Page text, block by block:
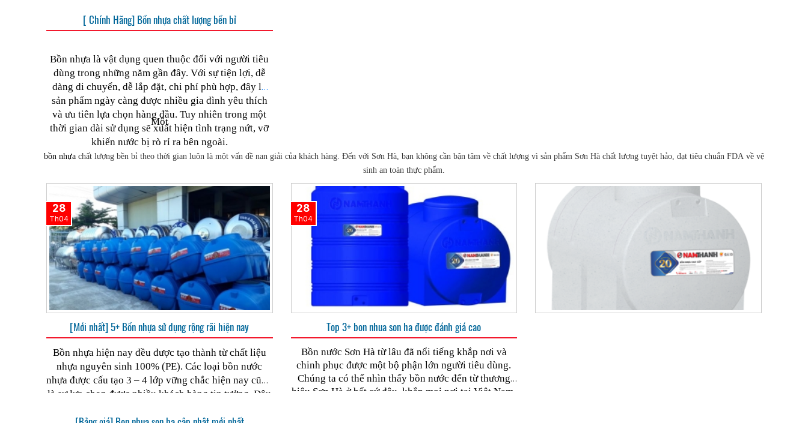
[ Chính Hãng] Bồn nhựa chất lượng bền bỉ
Bồn nhựa là vật dụng quen thuộc đối với người tiêu
dùng trong những năm gần đây. Với sự tiện lợi, dễ
dàng di chuyển, dễ lắp đặt, chi phí phù hợp, đây là
sản phẩm ngày càng được nhiều gia đình yêu thích
và ưu tiên lựa chọn hàng đầu. Tuy nhiên trong một
thời gian dài sử dụng sẽ xuất hiện tình trạng nứt, vỡ
khiến nước bị rò rỉ ra bên ngoài.
Một
bồn nhựa chất lượng bền bỉ theo thời gian luôn là một vấn đề nan giải của khách hàng. Đến với Sơn Hà, bạn không cần bận tâm về chất lượng vì sản phẩm Sơn Hà chất lượng tuyệt hảo, đạt tiêu chuẩn FDA về vệ
sinh an toàn thực phẩm.
[Mới nhất] 5+ Bồn nhựa sử dụng rộng rãi hiện nay
Bồn nhựa hiện nay đều được tạo thành từ chất liệu
nhựa nguyên sinh 100% (PE). Các loại bồn nước
nhựa được cấu tạo 3 – 4 lớp vững chắc hiện nay cũng
là sự lựa chọn được nhiều khách hàng tin tưởng. Đâu
28
Th04
Top 3+ bon nhua son ha được đánh giá cao
Bồn nước Sơn Hà từ lâu đã nổi tiếng khắp nơi và
chinh phục được một bộ phận lớn người tiêu dùng.
Chúng ta có thể nhìn thấy bồn nước đến từ thương
hiệu Sơn Hà ở bất cứ đâu, khắp mọi nơi tại Việt Nam.
28
Th04